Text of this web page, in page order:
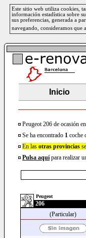
Este sitio web utiliza cookies,
información estadística sobre
sus preferencias, generada a
navegando, consideramos que
Inicio
Peugeot 206 de ocasión
Se ha encontrado 1 coche
En las otras provincias
Pulsa aquípara realizar
Peugeot
206
(Particular)